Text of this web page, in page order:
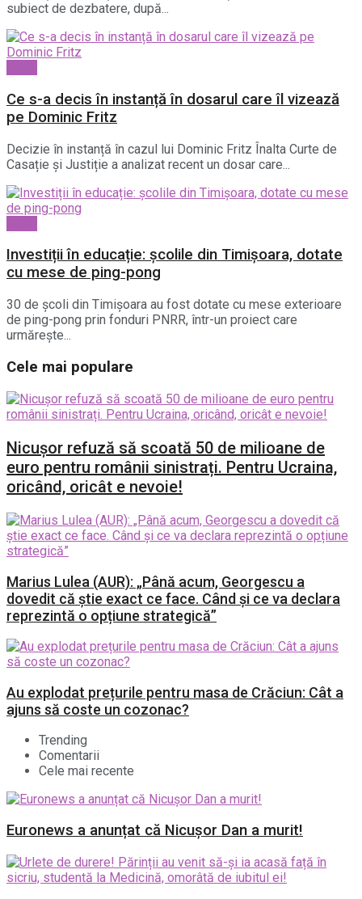
subiect de dezbatere, după...
Ce s-a decis în instanță în dosarul care îl vizează
pe Dominic Fritz
Decizie în instanță în cazul lui Dominic Fritz Înalta Curte de
Casație și Justiție a analizat recent un dosar care...
Investiții în educație: școlile din Timișoara, dotate
cu mese de ping-pong
30 de școli din Timișoara au fost dotate cu mese exterioare
de ping-pong prin fonduri PNRR, într-un proiect care
urmărește...
Cele mai populare
Nicușor refuză să scoată 50 de milioane de
euro pentru românii sinistrați. Pentru Ucraina,
oricând, oricât e nevoie!
Marius Lulea (AUR): „Până acum, Georgescu a
dovedit că știe exact ce face. Când și ce va declara
reprezintă o opțiune strategică”
Au explodat prețurile pentru masa de Crăciun: Cât a
ajuns să coste un cozonac?
Trending
Comentarii
Cele mai recente
Euronews a anunțat că Nicușor Dan a murit!